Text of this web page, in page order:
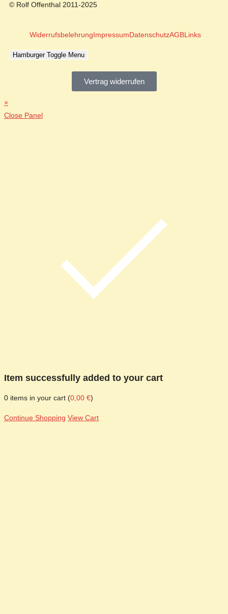
© Rolf Offenthal 2011-2025
WiderrufsbelehrungImpressumDatenschutzAGBLinks
Hamburger Toggle Menu
Vertrag widerrufen
×
Close Panel
Item successfully added to your cart
0 items in your cart (0,00 €)
Continue Shopping View Cart